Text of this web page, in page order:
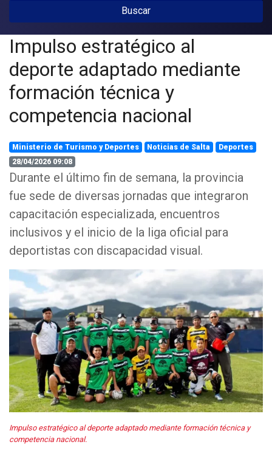
Buscar
Impulso estratégico al
deporte adaptado mediante
formación técnica y
competencia nacional
Ministerio de Turismo y Deportes Noticias de Salta
Deportes
28/04/2026 09:08
Durante el último fin de semana, la provincia
fue sede de diversas jornadas que integraron
capacitación especializada, encuentros
inclusivos y el inicio de la liga oficial para
deportistas con discapacidad visual.
Impulso estratégico al deporte adaptado mediante formación técnica y
competencia nacional.